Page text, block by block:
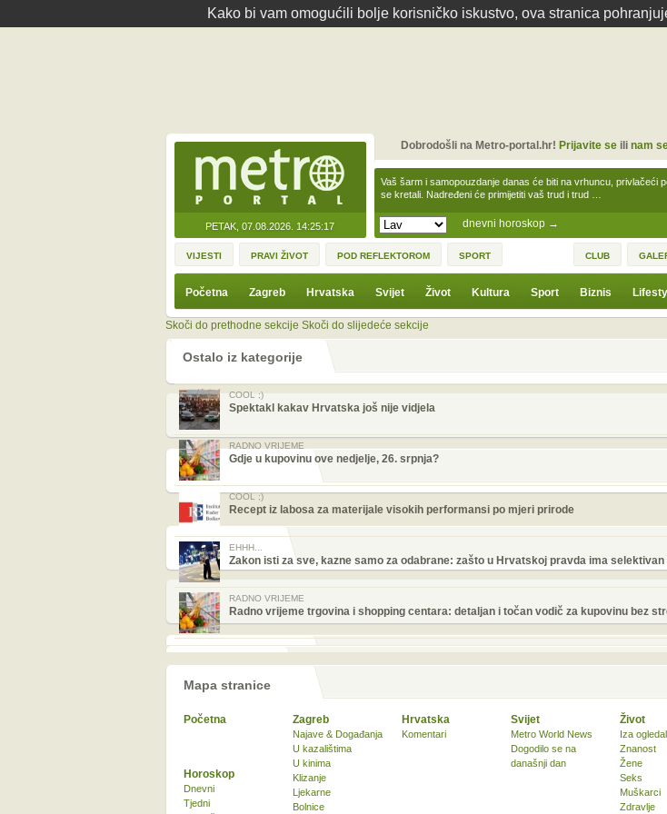
Kako bi vam omogućili bolje korisničko iskustvo, ova stranica
PETAK, 07.08.2026. 14:25:17 dnevni horoskop →
Vaš šarm i samopouzdanje danas će biti na vrhuncu, privlačeći
se kretali. Nadređeni će primijetiti vaš trud i trud …
Dobrodošli na Metro-portal.hr! Prijavite seili nam
VIJESTI PRAVI ŽIVOT POD REFLEKTOROM SPORT CLUB
Početna Zagreb Hrvatska Svijet Život Kultura Sport Biznis
Skoči do prethodne sekcije Skoči do slijedeće sekcije
Ostalo iz kategorije
COOL ;)
Spektakl kakav Hrvatska još nije vidjela
RADNO VRIJEME
Gdje u kupovinu ove nedjelje, 26. srpnja?
COOL ;)
Recept iz labosa za materijale visokih performansi po mjeri prirode
EHHH...
Zakon isti za sve, kazne samo za odabrane: zašto u Hrvatskoj pravda ima selektivan
RADNO VRIJEME
Radno vrijeme trgovina i shopping centara: detaljan i točan vodič za kupovinu bez
Mapa stranice
Početna Zagreb
Najave & Događanja
U kazalištima
U kinima
Klizanje
Ljekarne
Bolnice
Hrvatska
Komentari
Svijet
Metro World News
Dogodilo se na
današnji dan
Život
Iza
Znanost
Žene
Seks
Muškarci
Zdravlje
Horoskop
Dnevni
Tjedni